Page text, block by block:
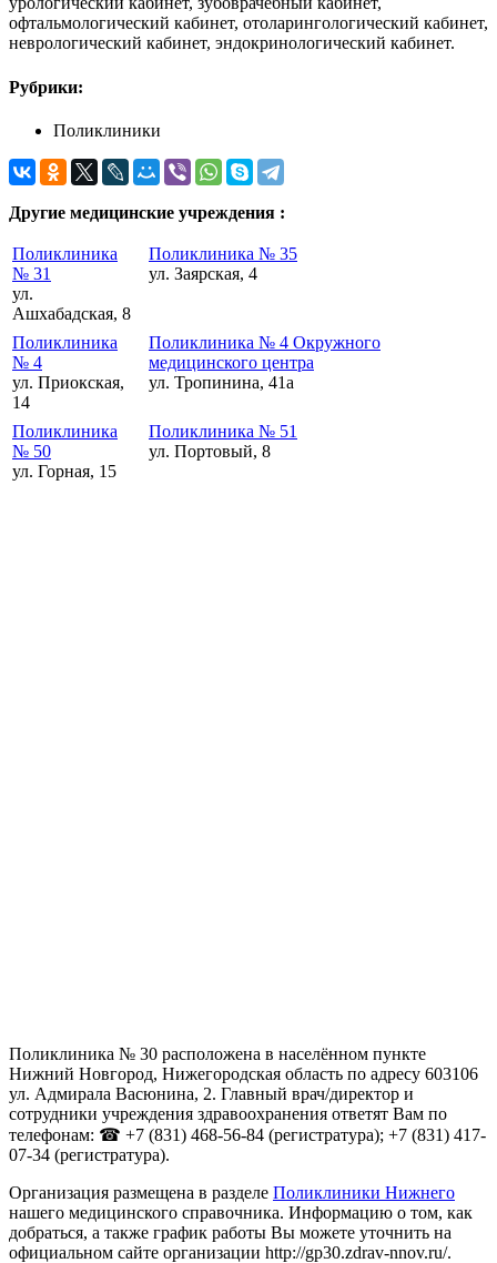
офтальмологический кабинет, отоларингологический кабинет,
неврологический кабинет, эндокринологический кабинет.
Рубрики:
Поликлиники
Другие медицинские учреждения :
Поликлиника
№ 31
ул.
Ашхабадская, 8
Поликлиника № 35
ул. Заярская, 4
Поликлиника
№ 4
ул. Приокская,
14
Поликлиника № 4 Окружного
медицинского центра
ул. Тропинина, 41а
Поликлиника
№ 50
ул. Горная, 15
Поликлиника № 51
ул. Портовый, 8
Поликлиника № 30 расположена в населённом пункте
Нижний Новгород, Нижегородская область по адресу 603106
ул. Адмирала Васюнина, 2. Главный врач/директор и
сотрудники учреждения здравоохранения ответят Вам по
телефонам: ☎ +7 (831) 468-56-84 (регистратура); +7 (831) 417-
07-34 (регистратура).
Организация размещена в разделе Поликлиники Нижнего
нашего медицинского справочника. Информацию о том, как
добраться, а также график работы Вы можете уточнить на
официальном сайте организации http://gp30.zdrav-nnov.ru/.